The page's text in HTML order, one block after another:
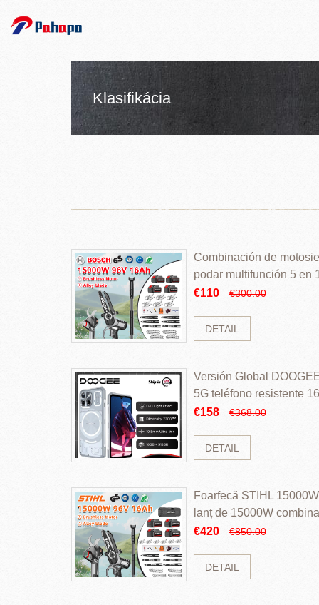
Klasifikácia
Combinación de
podar multifunción 5 en
€110
€300.00
DETAIL
Versión Global
5G teléfono resistente
ROM Mediatek
€158 €368.00
DETAIL
Foarfecă STIHL
lanț de 15000W
perii și baterie cu li
€420 €850.00
DETAIL